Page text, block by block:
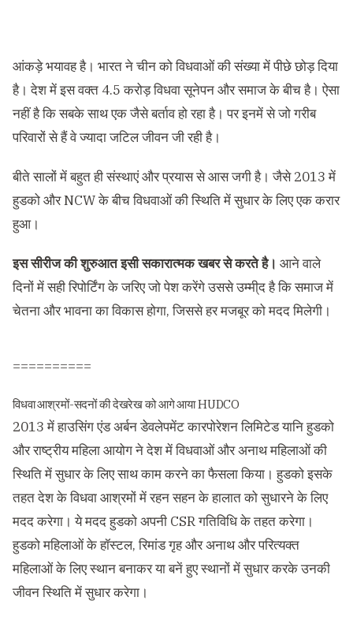
आंकड़े भयावह है। भारत ने चीन को विधवाओं की संख्या में पीछे छोड़ दिया
है। देश में इस वक्त 4.5 करोड़ विधवा सूनेपन और समाज के बीच है। ऐसा
नहीं है कि सबके साथ एक जैसे बर्ताव हो रहा है। पर इनमें से जो गरीब
परिवारों से हैं वे ज्यादा जटिल जीवन जी रही है।
बीते सालों में बहुत ही संस्थाएं और प्रयास से आस जगी है। जैसे 2013 में
हुडको और NCW के बीच विधवाओं की स्थिति में सुधार के लिए एक करार
हुआ।
इस सीरीज की शुरुआत इसी सकारात्मक खबर से करते है। आने वाले
दिनों में सही रिपोर्टिंग के जरिए जो पेश करेंगे उससे उम्मी्द है कि समाज में
चेतना और भावना का विकास होगा, जिससे हर मजबूर को मदद मिलेगी।
==========
विधवा आश्रमों-सदनों की देखरेख को आगे आया HUDCO
2013 में हाउसिंग एंड अर्बन डेवलेपमेंट कारपोरेशन लिमिटेड यानि हुडको
और राष्ट्रीय महिला आयोग ने देश में विधवाओं और अनाथ महिलाओं की
स्थिति में सुधार के लिए साथ काम करने का फैसला किया। हुडको इसके
तहत देश के विधवा आश्रमों में रहन सहन के हालात को सुधारने के लिए
मदद करेगा। ये मदद हुडको अपनी CSR गतिविधि के तहत करेगा।
हुडको महिलाओं के हॉस्टल, रिमांड गृह और अनाथ और परित्यक्त
महिलाओं के लिए स्थान बनाकर या बनें हुए स्थानों में सुधार करके उनकी
जीवन स्थिति में सुधार करेगा।